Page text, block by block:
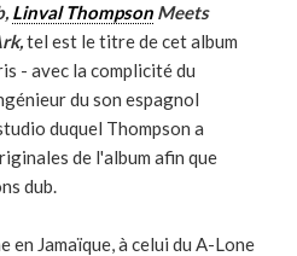
Linval Thompson Meets
tel est le titre de cet album
- avec la complicité du
du son espagnol
duquel Thompson a
de l'album afin que
dub.
en Jamaïque, à celui du A-Lone